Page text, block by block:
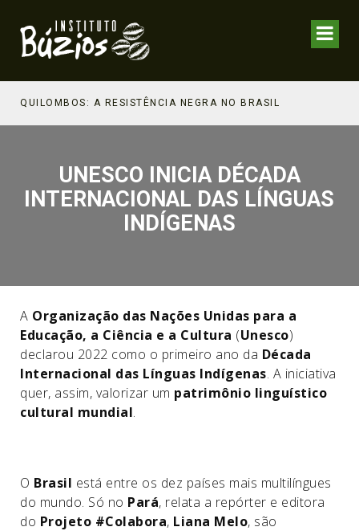
QUILOMBOS: A RESISTÊNCIA NEGRA NO BRASIL
UNESCO INICIA DÉCADA
INTERNACIONAL DAS LÍNGUAS
INDÍGENAS
A Organização das Nações Unidas para a
Educação, a Ciência e a Cultura (Unesco)
declarou 2022 como o primeiro ano da Década
Internacional das Línguas Indígenas. A iniciativa
quer, assim, valorizar um patrimônio linguístico
cultural mundial.
O Brasil está entre os dez países mais multilíngues
do mundo. Só no Pará, relata a repórter e editora
do Projeto #Colabora, Liana Melo, são